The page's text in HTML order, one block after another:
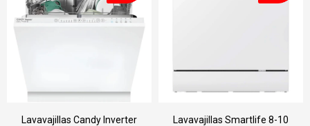
Lavavajillas Candy Inverter
Lavavajillas Smartlife 8-10